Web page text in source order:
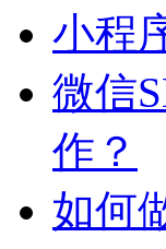
小程
微信
作？
如何